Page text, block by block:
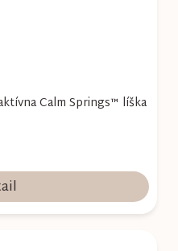
Calm Springs™ líška